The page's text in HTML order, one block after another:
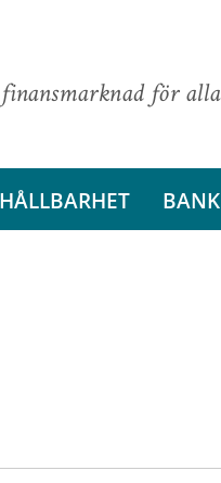
för alla
HÅLLBARHET BANK